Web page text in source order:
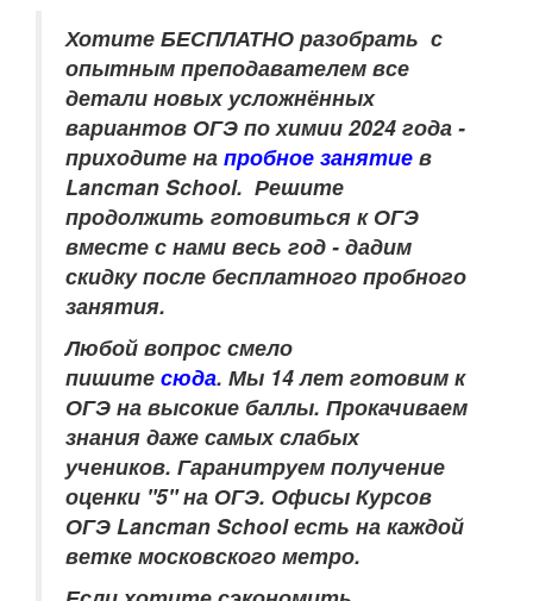
Хотите БЕСПЛАТНО разобрать с
опытным преподавателем все
детали новых усложнённых
вариантов ОГЭ по химии 2024 года -
приходите на пробное занятие в
Lancman School. Решите
продолжить готовиться к ОГЭ
вместе с нами весь год - дадим
скидку после бесплатного пробного
занятия.
Любой вопрос смело
пишите сюда. Мы 14 лет готовим к
ОГЭ на высокие баллы. Прокачиваем
знания даже самых слабых
учеников. Гаранитруем получение
оценки "5" на ОГЭ. Офисы Курсов
ОГЭ Lancman School есть на каждой
ветке московского метро.